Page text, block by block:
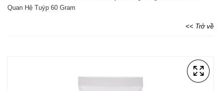
Quan Hệ Tuýp 60 Gram
<< Trở về